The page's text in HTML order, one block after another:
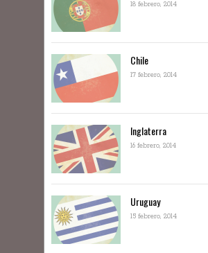
18 febrero, 2014
Chile
17 febrero, 2014
Inglaterra
16 febrero, 2014
Uruguay
15 febrero, 2014